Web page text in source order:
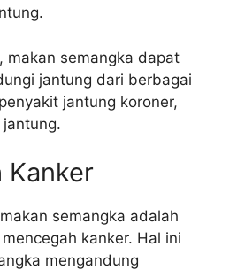
makan semangka dapat
jantung dari berbagai
jantung koroner,
Kanker
semangka adalah
kanker. Hal ini
mengandung